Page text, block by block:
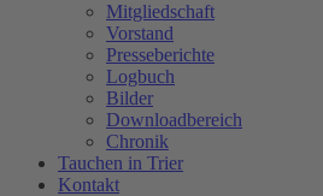
Mitgliedschaft
Vorstand
Presseberichte
Logbuch
Bilder
Downloadbereich
Chronik
Tauchen in Trier
Kontakt